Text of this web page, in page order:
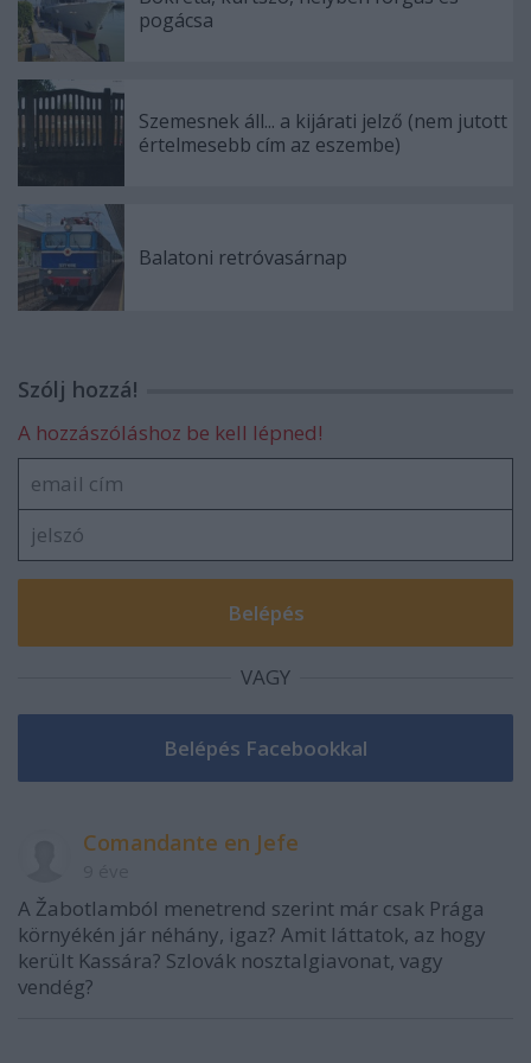
pogácsa
Szemesnek áll... a kijárati jelző (nem jutott
értelmesebb cím az eszembe)
Balatoni retróvasárnap
Szólj hozzá!
A hozzászóláshoz be kell lépned!
VAGY
Comandante en Jefe
A Žabotlamból menetrend szerint már csak Prága
környékén jár néhány, igaz? Amit láttatok, az hogy
került Kassára? Szlovák nosztalgiavonat, vagy
vendég?